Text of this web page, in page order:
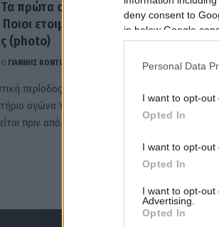
deny consent to
in below Google
Personal Data
I want to opt-out
Opted In
I want to opt-out
Opted In
I want to opt-out
Advertising.
Opted In
πρώτα σημάδια έντασης στο
ετοιμάζονται για το διαζύγιο
(photo)
ΓΙΆΝΝΗΣ ΚΟΝΤΟΓΕΏΡΓΟΣ 9 ΜΑΡΤΊΟΥ 2026
περίοδος της Formula 1 έχει ξεκινήσει,
αγώνα της σεζόν 2026 να
πριν από…